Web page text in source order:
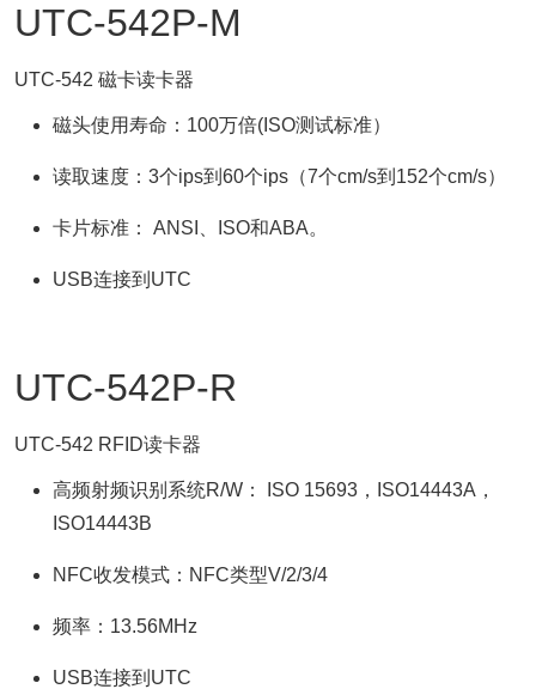
UTC-542P-M
UTC-542 磁卡读卡器
磁头使用寿命：100万倍(ISO测试标准）
读取速度：3个ips到60个ips（7个cm/s到152个cm/s）
卡片标准： ANSI、ISO和ABA。
USB连接到UTC
UTC-542P-R
UTC-542 RFID读卡器
高频射频识别系统R/W： ISO 15693，ISO14443A，
ISO14443B
NFC收发模式：NFC类型V/2/3/4
频率：13.56MHz
USB连接到UTC